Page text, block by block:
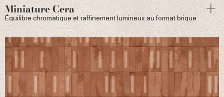
Miniature Cera
Équilibre chromatique et raffinement lumineux au format brique